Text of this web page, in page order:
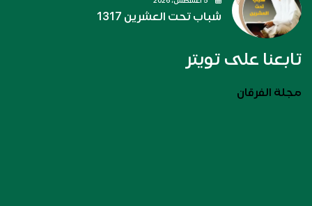
شباب تحت العشرين 1317
تابعنا على تويتر
مجلة الفرقان